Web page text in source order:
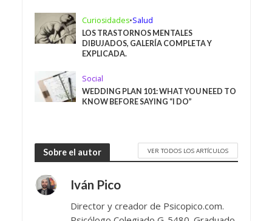
Curiosidades•Salud
LOS TRASTORNOS MENTALES
DIBUJADOS, GALERÍA COMPLETA Y
EXPLICADA.
Social
WEDDING PLAN 101: WHAT YOU NEED TO
KNOW BEFORE SAYING “I DO”
Sobre el autor VER TODOS LOS ARTÍCULOS
Iván Pico
Director y creador de Psicopico.com.